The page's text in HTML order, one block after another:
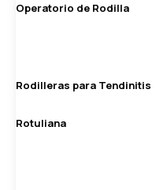
Operatorio de Rodilla
Rodilleras para Tendinitis
Rotuliana